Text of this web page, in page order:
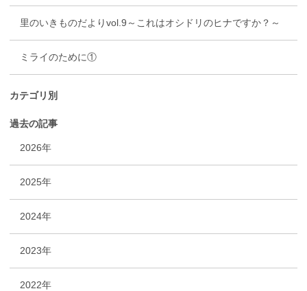
里のいきものだよりvol.9～これはオシドリのヒナですか？～
ミライのために①
カテゴリ別
過去の記事
2026年
2025年
2024年
2023年
2022年